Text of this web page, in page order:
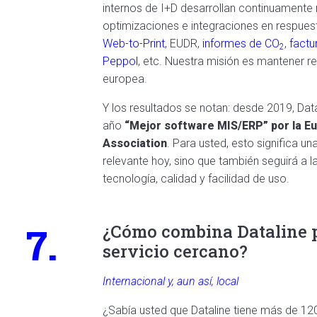
internos de I+D desarrollan continuamente
optimizaciones e integraciones en
Web-to-Print, EUDR, informes de CO2,
Peppol, etc. Nuestra misión es mantener
europea.
Y los resultados se notan: desde 2019,
año “Mejor software MIS/ERP” por la
Association. Para usted, esto significa
relevante hoy, sino que también seguirá a
tecnología, calidad y facilidad de uso.
7.
¿Cómo combina Dataline
servicio cercano?
Internacional y, aun así, local
¿Sabía usted que Dataline tiene más de